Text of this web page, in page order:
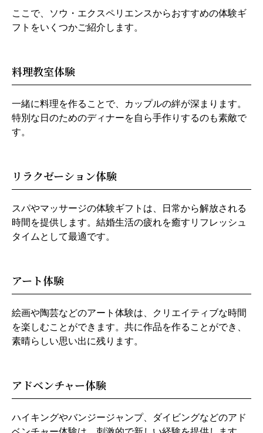
ここで、ソウ・エクスペリエンスからおすすめの体験ギ
フトをいくつかご紹介します。
料理教室体験
一緒に料理を作ることで、カップルの絆が深まります。
特別な日のためのディナーを自ら手作りするのも素敵で
す。
リラクゼーション体験
スパやマッサージの体験ギフトは、日常から解放される
時間を提供します。結婚生活の疲れを癒すリフレッシュ
タイムとして最適です。
アート体験
絵画や陶芸などのアート体験は、クリエイティブな時間
を楽しむことができます。共に作品を作ることができ、
素晴らしい思い出に残ります。
アドベンチャー体験
ハイキングやバンジージャンプ、ダイビングなどのアド